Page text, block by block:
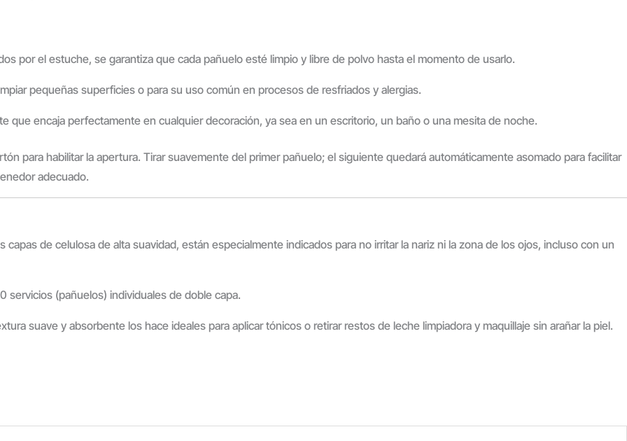
por el estuche, se garantiza que cada pañuelo esté limpio y libre de polvo hasta el momento de usarlo.
pequeñas superficies o para su uso común en procesos de resfriados y alergias.
que encaja perfectamente en cualquier decoración, ya sea en un escritorio, un baño o una mesita de noche.
para habilitar la apertura. Tirar suavemente del primer pañuelo; el siguiente quedará automáticamente asomado para facilitar
adecuado.
capas de celulosa de alta suavidad, están especialmente indicados para no irritar la nariz ni la zona de los ojos, incluso con un
servicios (pañuelos) individuales de doble capa.
suave y absorbente los hace ideales para aplicar tónicos o retirar restos de leche limpiadora y maquillaje sin arañar la piel.